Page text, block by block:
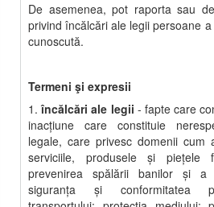
De asemenea, pot raporta sau
privind încălcări ale legii persoane
cunoscută.
Termeni şi expresii
1.încălcări ale legii - fapte care
inacţiune care constituie
legale, care privesc domenii cum
serviciile, produsele şi pieţele
prevenirea spălării banilor şi a
siguranţa şi conformitatea